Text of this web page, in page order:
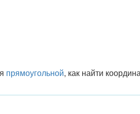
прямоугольной, как найти